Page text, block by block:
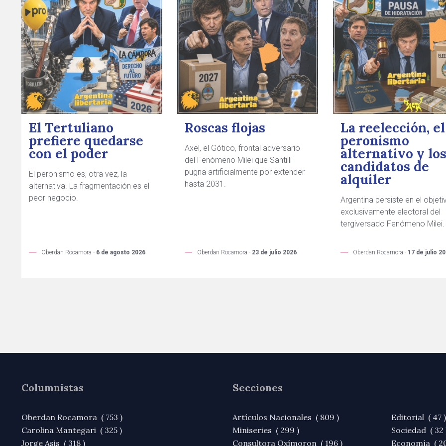
El Tertuliano
prefiere quedarse
con el poder
El peronismo es, otra vez, la
alternativa. La fragmentación es el
peor negocio.
Oberdan Rocamora - 6 de agosto 2026
Roscas flojas
Axel, el Gótico, frontal adversario
del Fenómeno Milei que Santilli
pugna artificialmente por extender
hasta 2031.
Oberdan Rocamora - 23 de julio 2026
La reelección, el
peronismo
alternativo y
candidatos de
alquiler
Argentina persiste en el
exclusivamente electoral del
tergiversado Fenómeno Milei.
Oberdan Rocamora - 17 de julio
Columnistas
Oberdan Rocamora ( 753 )
Carolina Mantegari ( 325 )
Jorge Asis ( 318 )
Secciones
Artículos Nacionales ( 809 )
Miniseries ( 299 )
Consultora Oxímoron ( 196 )
Editorial ( 47 )
Sociedad ( 32
Economía (